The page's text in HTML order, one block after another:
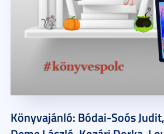
Könyvajánló: Bódai-Soós